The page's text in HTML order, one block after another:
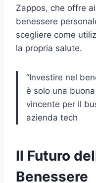
Zappos, che offre
benessere
scegliere come
la propria salute.
“Investire nel
è solo una
vincente per il
azienda tech
Il Futuro
Benessere